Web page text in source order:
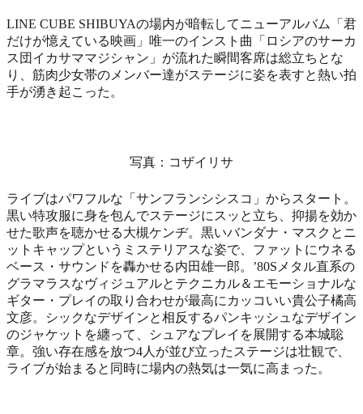
LINE CUBE SHIBUYAの場内が暗転してニューアルバム「君
だけが憶えている映画」唯一のインスト曲「ロシアのサーカ
ス団イカサママジシャン」が流れた瞬間客席は総立ちとな
り、筋肉少女帯のメンバー達がステージに姿を表すと熱い拍
手が湧き起こった。
写真：コザイリサ
ライブはパワフルな「サンフランシシスコ」からスタート。
黒い特攻服に身を包んでステージにスッと立ち、抑揚を効か
せた歌声を聴かせる大槻ケンヂ。黒いバンダナ・マスクとニ
ットキャップというミステリアスな姿で、ファットにウネる
ベース・サウンドを轟かせる内田雄一郎。’80Sメタル直系の
グラマラスなヴィジュアルとテクニカル＆エモーショナルな
ギター・プレイの取り合わせが最高にカッコいい貴公子橘高
文彦。シックなデザインと相反するパンキッシュなデザイン
のジャケットを纏って、シュアなプレイを展開する本城聡
章。強い存在感を放つ4人が並び立ったステージは壮観で、
ライブが始まると同時に場内の熱気は一気に高まった。